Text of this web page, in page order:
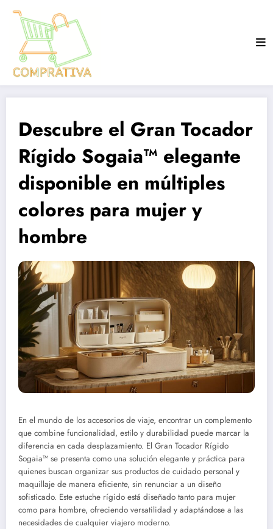
contenu
Descubre el Gran Tocador
Rígido Sogaia™ elegante
disponible en múltiples
colores para mujer y
hombre
En el mundo de los accesorios de viaje, encontrar un complemento
que combine funcionalidad, estilo y durabilidad puede marcar la
diferencia en cada desplazamiento. El Gran Tocador Rígido
Sogaia™ se presenta como una solución elegante y práctica para
quienes buscan organizar sus productos de cuidado personal y
maquillaje de manera eficiente, sin renunciar a un diseño
sofisticado. Este estuche rígido está diseñado tanto para mujer
como para hombre, ofreciendo versatilidad y adaptándose a las
necesidades de cualquier viajero moderno.